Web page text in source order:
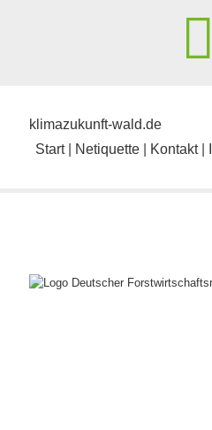
klimazukunft-wald.de
Start| Netiquette Kontakt|